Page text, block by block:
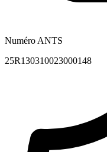
Numéro ANTS
25R130310023000148